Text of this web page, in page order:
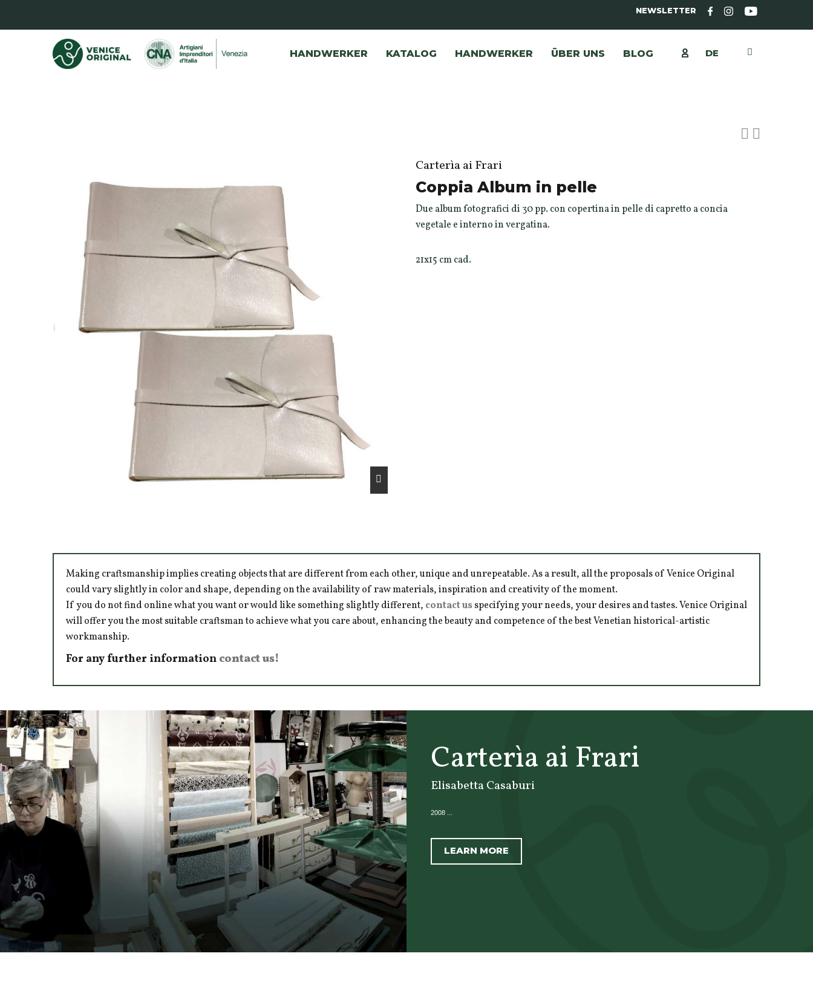
NEWSLETTER
HANDWERKER KATALOG HANDWERKER ÜBER UNS BLOG DE
Carterìa ai Frari
Coppia Album in pelle
Due album fotografici di 30 pp. con copertina in pelle di capretto a concia
vegetale e interno in vergatina.
21x15 cm cad.
Making craftsmanship implies creating objects that are different from each other, unique and unrepeatable. As a result, all the proposals of Venice Original
could vary slightly in color and shape, depending on the availability of raw materials, inspiration and creativity of the moment.
If you do not find online what you want or would like something slightly different, contact usspecifying your needs, your desires and tastes. Venice Original
will offer you the most suitable craftsman to achieve what you care about, enhancing the beauty and competence of the best Venetian historical-artistic
workmanship.
For any further information contact us!
Carterìa ai Frari
Elisabetta Casaburi
2008 ...
LEARN MORE